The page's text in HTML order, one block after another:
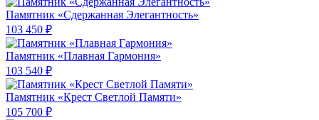
Памятник «Сдержанная Элегантность»
103 450 ₽
Памятник «Плавная Гармония»
103 540 ₽
Памятник «Крест Светлой Памяти»
105 700 ₽